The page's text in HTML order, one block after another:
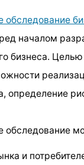
обследование
началом
бизнеса. Целью
определение
обследование
и